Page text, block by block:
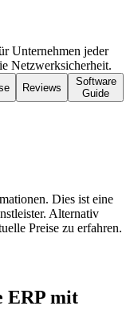
Unternehmen jeder
Netzwerksicherheit.
Reviews
Software
Guide
Dies ist eine
Alternativ
Preise zu erfahren.
ERP mit